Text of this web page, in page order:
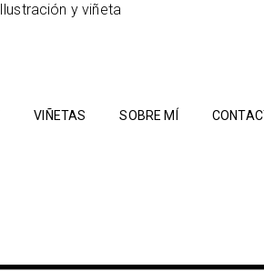
Ilustración y viñeta
VIÑETAS SOBRE MÍ